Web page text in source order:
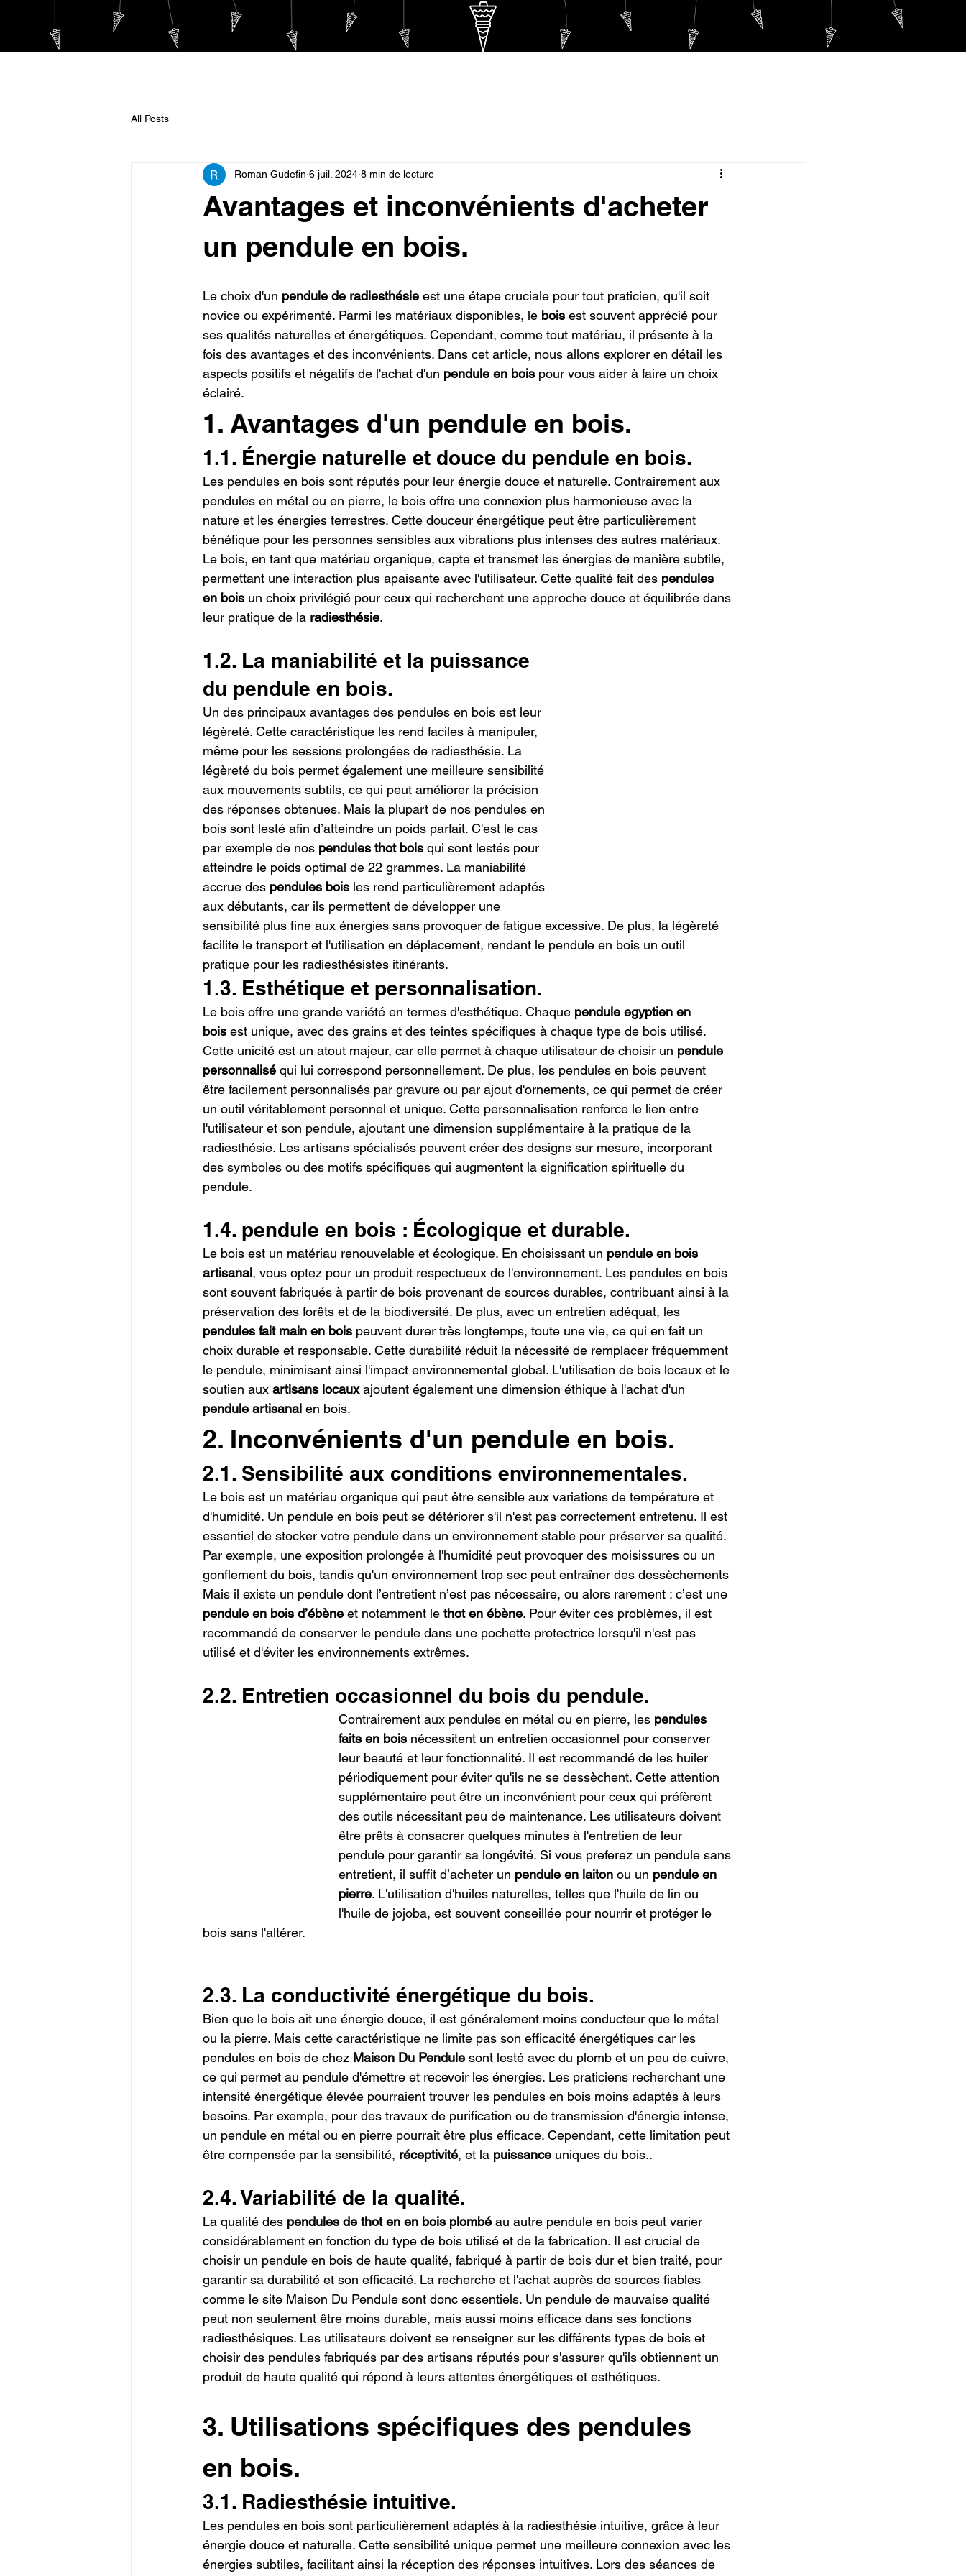
All Posts
Avantages et inconvénients d'acheter
un pendule en bois.
Roman Gudefin 6 juil. 2024 8 min de lecture
Le choix d'un pendule de radiesthésie est une étape cruciale pour tout praticien, qu'il soit
novice ou expérimenté. Parmi les matériaux disponibles, le bois est souvent apprécié pour
ses qualités naturelles et énergétiques. Cependant, comme tout matériau, il présente à la
fois des avantages et des inconvénients. Dans cet article, nous allons explorer en détail les
aspects positifs et négatifs de l'achat d'un pendule en bois pour vous aider à faire un choix
éclairé.
1. Avantages d'un pendule en bois.
1.1. Énergie naturelle et douce du pendule en bois.
Les pendules en bois sont réputés pour leur énergie douce et naturelle. Contrairement aux
pendules en métal ou en pierre, le bois offre une connexion plus harmonieuse avec la
nature et les énergies terrestres. Cette douceur énergétique peut être particulièrement
bénéfique pour les personnes sensibles aux vibrations plus intenses des autres matériaux.
Le bois, en tant que matériau organique, capte et transmet les énergies de manière subtile,
permettant une interaction plus apaisante avec l'utilisateur. Cette qualité fait des pendules
en bois un choix privilégié pour ceux qui recherchent une approche douce et équilibrée dans
leur pratique de la radiesthésie.
1.2. La maniabilité et la puissance
du pendule en bois.
Un des principaux avantages des pendules en bois est leur
légèreté. Cette caractéristique les rend faciles à manipuler,
même pour les sessions prolongées de radiesthésie. La
légèreté du bois permet également une meilleure sensibilité
aux mouvements subtils, ce qui peut améliorer la précision
des réponses obtenues. Mais la plupart de nos pendules en
bois sont lesté afin d’atteindre un poids parfait. C'est le cas
par exemple de nos pendules thot bois qui sont lestés pour
atteindre le poids optimal de 22 grammes. La maniabilité
accrue des pendules bois les rend particulièrement adaptés
aux débutants, car ils permettent de développer une
sensibilité plus fine aux énergies sans provoquer de fatigue excessive. De plus, la légèreté
facilite le transport et l'utilisation en déplacement, rendant le pendule en bois un outil
pratique pour les radiesthésistes itinérants.
1.3. Esthétique et personnalisation.
Le bois offre une grande variété en termes d'esthétique. Chaque pendule egyptien en
bois est unique, avec des grains et des teintes spécifiques à chaque type de bois utilisé.
Cette unicité est un atout majeur, car elle permet à chaque utilisateur de choisir un pendule
personnalisé qui lui correspond personnellement. De plus, les pendules en bois peuvent
être facilement personnalisés par gravure ou par ajout d'ornements, ce qui permet de créer
un outil véritablement personnel et unique. Cette personnalisation renforce le lien entre
l'utilisateur et son pendule, ajoutant une dimension supplémentaire à la pratique de la
radiesthésie. Les artisans spécialisés peuvent créer des designs sur mesure, incorporant
des symboles ou des motifs spécifiques qui augmentent la signification spirituelle du
pendule.
1.4. pendule en bois : Écologique et durable.
Le bois est un matériau renouvelable et écologique. En choisissant un pendule en bois
artisanal, vous optez pour un produit respectueux de l'environnement. Les pendules en bois
sont souvent fabriqués à partir de bois provenant de sources durables, contribuant ainsi à la
préservation des forêts et de la biodiversité. De plus, avec un entretien adéquat, les
pendules fait main en bois peuvent durer très longtemps, toute une vie, ce qui en fait un
choix durable et responsable. Cette durabilité réduit la nécessité de remplacer fréquemment
le pendule, minimisant ainsi l'impact environnemental global. L'utilisation de bois locaux et le
soutien aux artisans locaux ajoutent également une dimension éthique à l'achat d'un
pendule artisanal en bois.
2. Inconvénients d'un pendule en bois.
2.1. Sensibilité aux conditions environnementales.
Le bois est un matériau organique qui peut être sensible aux variations de température et
d'humidité. Un pendule en bois peut se détériorer s'il n'est pas correctement entretenu. Il est
essentiel de stocker votre pendule dans un environnement stable pour préserver sa qualité.
Par exemple, une exposition prolongée à l'humidité peut provoquer des moisissures ou un
gonflement du bois, tandis qu'un environnement trop sec peut entraîner des dessèchements
Mais il existe un pendule dont l’entretient n’est pas nécessaire, ou alors rarement : c’est une
pendule en bois d’ébène et notamment le thot en ébène. Pour éviter ces problèmes, il est
recommandé de conserver le pendule dans une pochette protectrice lorsqu'il n'est pas
utilisé et d'éviter les environnements extrêmes.
2.2. Entretien occasionnel du bois du pendule.
Contrairement aux pendules en métal ou en pierre, les pendules
faits en bois nécessitent un entretien occasionnel pour conserver
leur beauté et leur fonctionnalité. Il est recommandé de les huiler
périodiquement pour éviter qu'ils ne se dessèchent. Cette attention
supplémentaire peut être un inconvénient pour ceux qui préfèrent
des outils nécessitant peu de maintenance. Les utilisateurs doivent
être prêts à consacrer quelques minutes à l'entretien de leur
pendule pour garantir sa longévité. Si vous preferez un pendule sans
entretient, il suffit d’acheter un pendule en laiton ou un pendule en
pierre. L'utilisation d'huiles naturelles, telles que l'huile de lin ou
l'huile de jojoba, est souvent conseillée pour nourrir et protéger le
bois sans l'altérer.
2.3. La conductivité énergétique du bois.
Bien que le bois ait une énergie douce, il est généralement moins conducteur que le métal
ou la pierre. Mais cette caractéristique ne limite pas son efficacité énergétiques car les
pendules en bois de chez Maison Du Pendule sont lesté avec du plomb et un peu de cuivre,
ce qui permet au pendule d'émettre et recevoir les énergies. Les praticiens recherchant une
intensité énergétique élevée pourraient trouver les pendules en bois moins adaptés à leurs
besoins. Par exemple, pour des travaux de purification ou de transmission d'énergie intense,
un pendule en métal ou en pierre pourrait être plus efficace. Cependant, cette limitation peut
être compensée par la sensibilité, réceptivité, et la puissance uniques du bois..
2.4. Variabilité de la qualité.
La qualité des pendules de thot en en bois plombé au autre pendule en bois peut varier
considérablement en fonction du type de bois utilisé et de la fabrication. Il est crucial de
choisir un pendule en bois de haute qualité, fabriqué à partir de bois dur et bien traité, pour
garantir sa durabilité et son efficacité. La recherche et l'achat auprès de sources fiables
comme le site Maison Du Pendule sont donc essentiels. Un pendule de mauvaise qualité
peut non seulement être moins durable, mais aussi moins efficace dans ses fonctions
radiesthésiques. Les utilisateurs doivent se renseigner sur les différents types de bois et
choisir des pendules fabriqués par des artisans réputés pour s'assurer qu'ils obtiennent un
produit de haute qualité qui répond à leurs attentes énergétiques et esthétiques.
3. Utilisations spécifiques des pendules
en bois.
3.1. Radiesthésie intuitive.
Les pendules en bois sont particulièrement adaptés à la radiesthésie intuitive, grâce à leur
énergie douce et naturelle. Cette sensibilité unique permet une meilleure connexion avec les
énergies subtiles, facilitant ainsi la réception des réponses intuitives. Lors des séances de